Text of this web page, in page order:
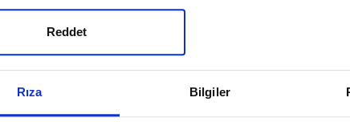
Rıza Bilgiler
Reddet
Sabah.com.tr Uygulamamızı İndirin
Uygulamalara Özel Ayrıcalıkları Keşfedin!